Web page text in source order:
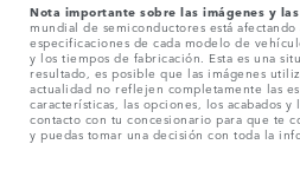
Nota importante sobre las imágenes y
mundial de semiconductores está
especificaciones de cada modelo de
y los tiempos de fabricación. Esta es una
resultado, es posible que las imágenes
actualidad no reflejen completamente las
características, las opciones, los acabados
contacto con tu concesionario para que te
y puedas tomar una decisión con toda la